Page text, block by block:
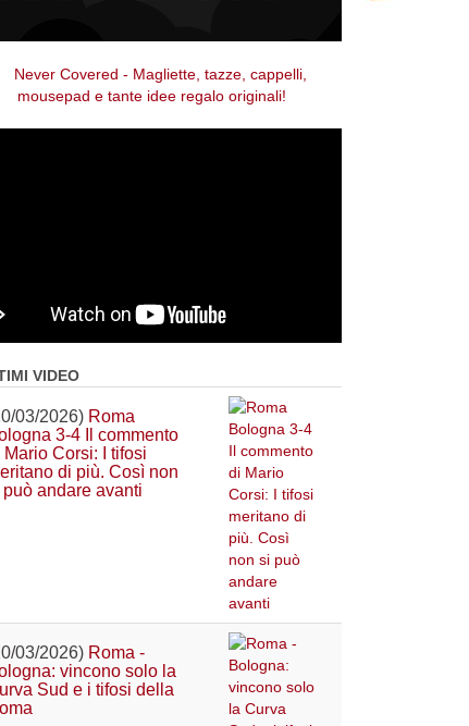
VIDEO
03/2026) Roma
3-4 Il commento
Mario Corsi: I tifosi
di più. Così non
può andare avanti
03/2026) Roma -
vincono solo la
Sud e i tifosi della